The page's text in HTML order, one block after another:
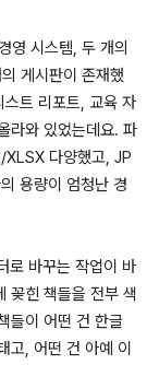
영 시스템, 두 개의
게시판이 존재했
트 리포트, 교육 자
라와 있었는데요. 파
다양했고, JP
용량이 엄청난 경
로 바꾸는 작업이 바
꽂힌 책들을 전부 색
들이 어떤 건 한글
고, 어떤 건 아예 이